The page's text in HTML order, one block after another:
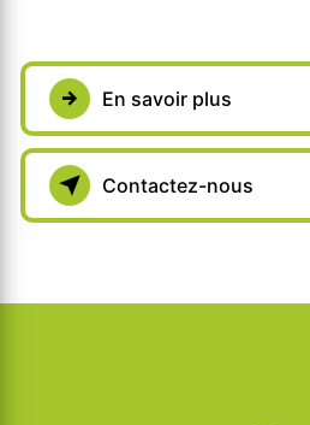
En savoir plus
Contactez-nous